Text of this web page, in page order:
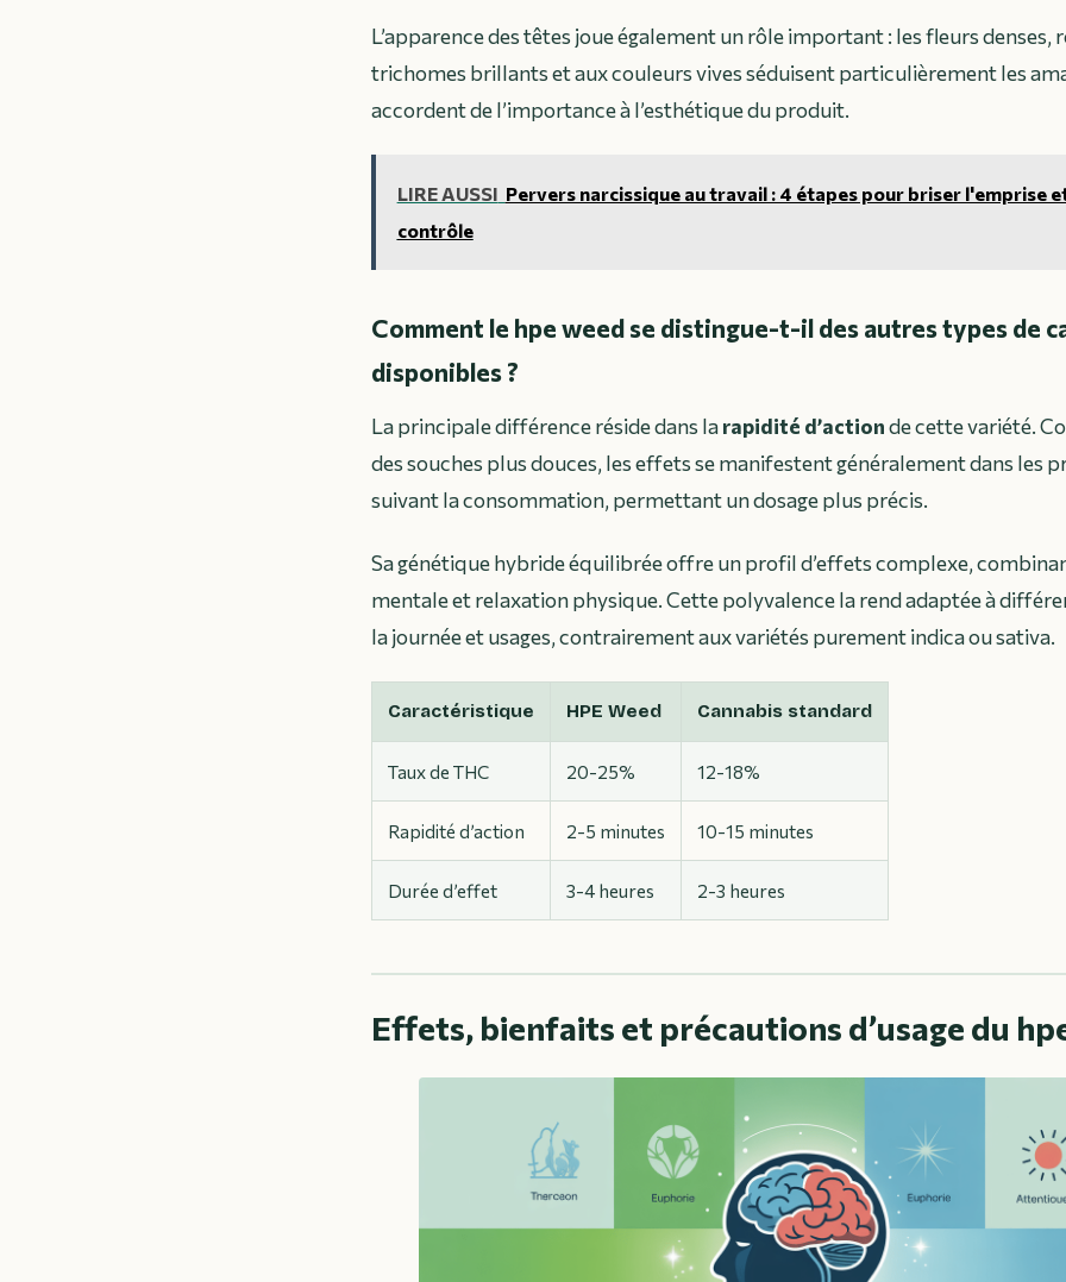
L’apparence des têtes joue également un rôle important : les fleurs denses,
trichomes brillants et aux couleurs vives séduisent particulièrement les
accordent de l’importance à l’esthétique du produit.
LIRE AUSSI Pervers narcissique au travail : 4 étapes pour briser l'emprise
contrôle
Comment le hpe weed se distingue-t-il des autres types de
disponibles ?
La principale différence réside dans larapidité d’actionde cette variété.
des souches plus douces, les effets se manifestent généralement dans les
suivant la consommation, permettant un dosage plus précis.
Sa génétique hybride équilibrée offre un profil d’effets complexe,
mentale et relaxation physique. Cette polyvalence la rend adaptée à
la journée et usages, contrairement aux variétés purement indica ou sativa.
Caractéristique HPE Weed Cannabis standard
Taux de THC 20-25% 12-18%
Rapidité d’action 2-5 minutes 10-15 minutes
Durée d’effet 3-4 heures 2-3 heures
Effets, bienfaits et précautions d’usage du